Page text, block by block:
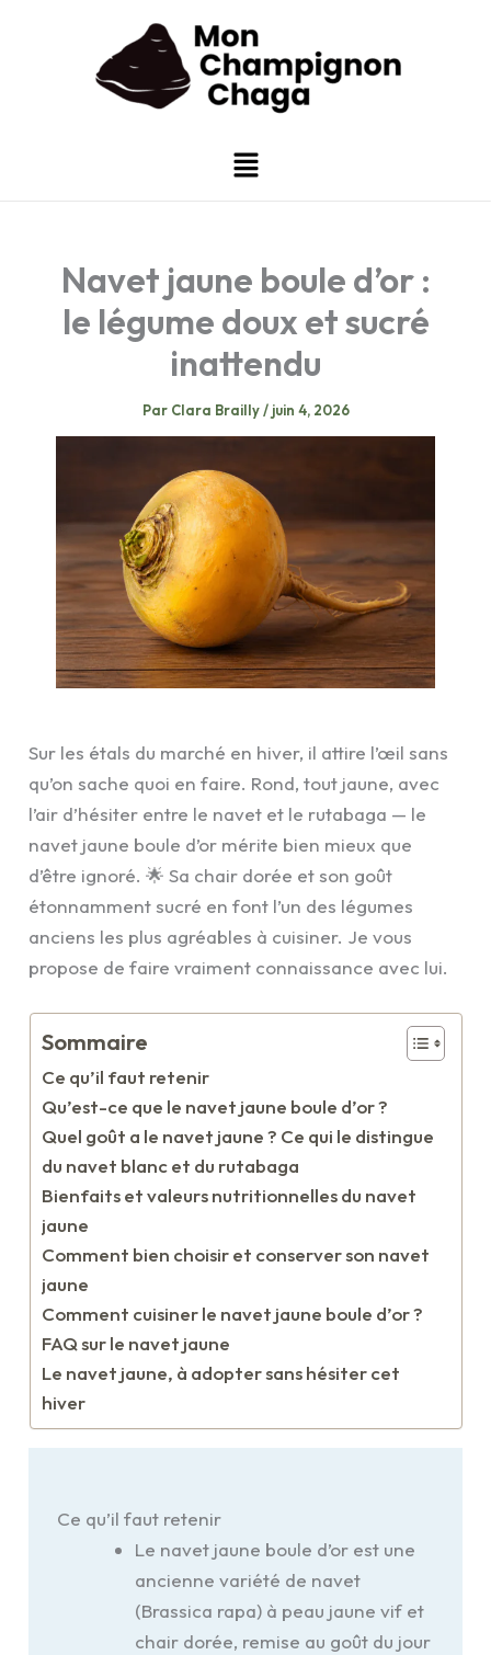
Menu
Navet jaune boule d’or :
le légume doux et sucré
inattendu
Par Clara Brailly/ juin 4, 2026
Sur les étals du marché en hiver, il attire l’œil sans
qu’on sache quoi en faire. Rond, tout jaune, avec
l’air d’hésiter entre le navet et le rutabaga — le
navet jaune boule d’or mérite bien mieux que
d’être ignoré. 🌟 Sa chair dorée et son goût
étonnamment sucré en font l’un des légumes
anciens les plus agréables à cuisiner. Je vous
propose de faire vraiment connaissance avec lui.
Sommaire
Ce qu’il faut retenir
Qu’est-ce que le navet jaune boule d’or ?
Quel goût a le navet jaune ? Ce qui le distingue
du navet blanc et du rutabaga
Bienfaits et valeurs nutritionnelles du navet
jaune
Comment bien choisir et conserver son navet
jaune
Comment cuisiner le navet jaune boule d’or ?
FAQ sur le navet jaune
Le navet jaune, à adopter sans hésiter cet
hiver
Ce qu’il faut retenir
Le navet jaune boule d’or est une
ancienne variété de navet
(Brassica rapa) à peau jaune vif et
chair dorée, remise au goût du jour